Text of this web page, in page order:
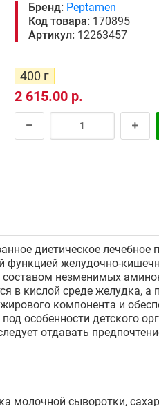
Бренд: Peptamen
Код товара: 170895
Артикул: 12263457
400 г
2 615.00 р.
диетическое лечебное
желудочно-
незменимых
в кислой среде желудка, а
компонента и
особенности детского
отдавать
молочной сыворотки,